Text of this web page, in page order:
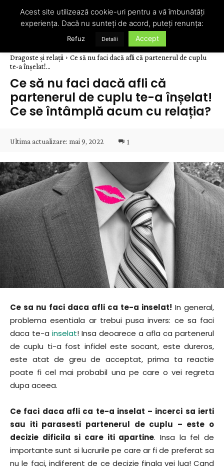
Dragoste și relații
Ce să nu faci dacă afli că partenerul de cuplu
te-a înșelat!...
Ce să nu faci dacă afli că
partenerul de cuplu te-a înșelat!
Ce se întâmplă acum cu relația?
Ultima actualizare: mai 9, 2022 1
Ce sa nu faci daca afli ca te-a inselat! In general,
problema esentiala ar trebui pusa invers: ce sa faci
daca te-a inselat! Insa deoarece a afla ca partenerul
de cuplu ti-a fost infidel este socant, este dureros,
este atat de greu de acceptat, prima ta reactie
poate fi cel mai probabil una pe care o vei regreta
dupa aceea.
Ce faci daca afli ca te-a inselat – incerci sa ierti
sau iti parasesti partenerul de cuplu – este o
decizie dificila si care iti apartine. Insa la fel de
importante sunt si lucrurile pe care ar fi de preferat sa
nu le faci, indiferent de ce decizie finala vei lua! Cand
Acest site utilizează cookie-uri pentru a vă îmbunătăți
experiența. Dacă nu sunteți de acord, puteți renunța:
Refuz Detalii Accept